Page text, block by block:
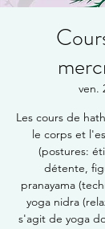
ven.
Les cours de
le corps et
(postures:
détente,
pranayama
yoga nidra
s'agit de yoga